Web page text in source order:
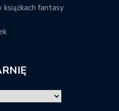
fantasy